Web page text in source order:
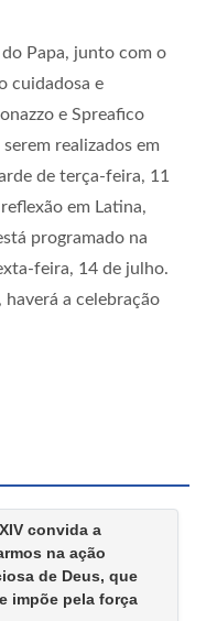
Papa, junto com o
cuidadosa e
e Spreafico
realizados em
de terça-feira, 11
em Latina,
programado na
feira, 14 de julho.
a celebração
convida a
na ação
de Deus, que
impõe pela força